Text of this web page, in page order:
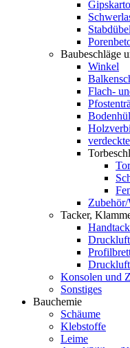
Stabdübel
Baubeschläge
Winkel
Flach-
Tacker,
Konsolen und
Sonstiges
Bauchemie
Schäume
Klebstoffe
Leime